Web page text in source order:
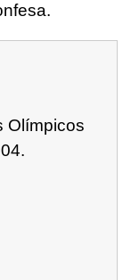
Olímpicos